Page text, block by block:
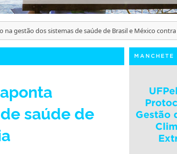
na gestão dos sistemas de saúde de Brasil e México
saúde de
MANCHETE
Gestão